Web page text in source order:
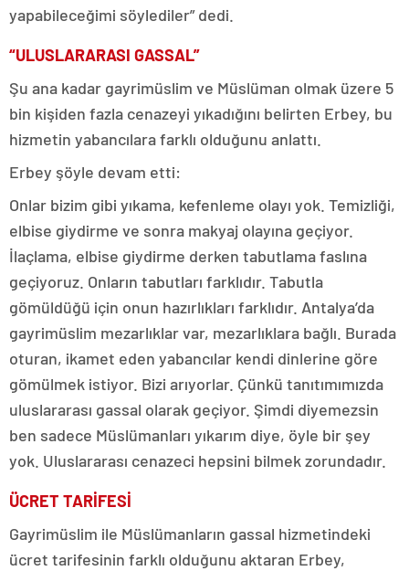
yapabileceğimi söylediler” dedi.
“ULUSLARARASI GASSAL”
Şu ana kadar gayrimüslim ve Müslüman olmak üzere 5
bin kişiden fazla cenazeyi yıkadığını belirten Erbey, bu
hizmetin yabancılara farklı olduğunu anlattı.
Erbey şöyle devam etti:
Onlar bizim gibi yıkama, kefenleme olayı yok. Temizliği,
elbise giydirme ve sonra makyaj olayına geçiyor.
İlaçlama, elbise giydirme derken tabutlama faslına
geçiyoruz. Onların tabutları farklıdır. Tabutla
gömüldüğü için onun hazırlıkları farklıdır. Antalya’da
gayrimüslim mezarlıklar var, mezarlıklara bağlı. Burada
oturan, ikamet eden yabancılar kendi dinlerine göre
gömülmek istiyor. Bizi arıyorlar. Çünkü tanıtımımızda
uluslararası gassal olarak geçiyor. Şimdi diyemezsin
ben sadece Müslümanları yıkarım diye, öyle bir şey
yok. Uluslararası cenazeci hepsini bilmek zorundadır.
ÜCRET TARİFESİ
Gayrimüslim ile Müslümanların gassal hizmetindeki
ücret tarifesinin farklı olduğunu aktaran Erbey,